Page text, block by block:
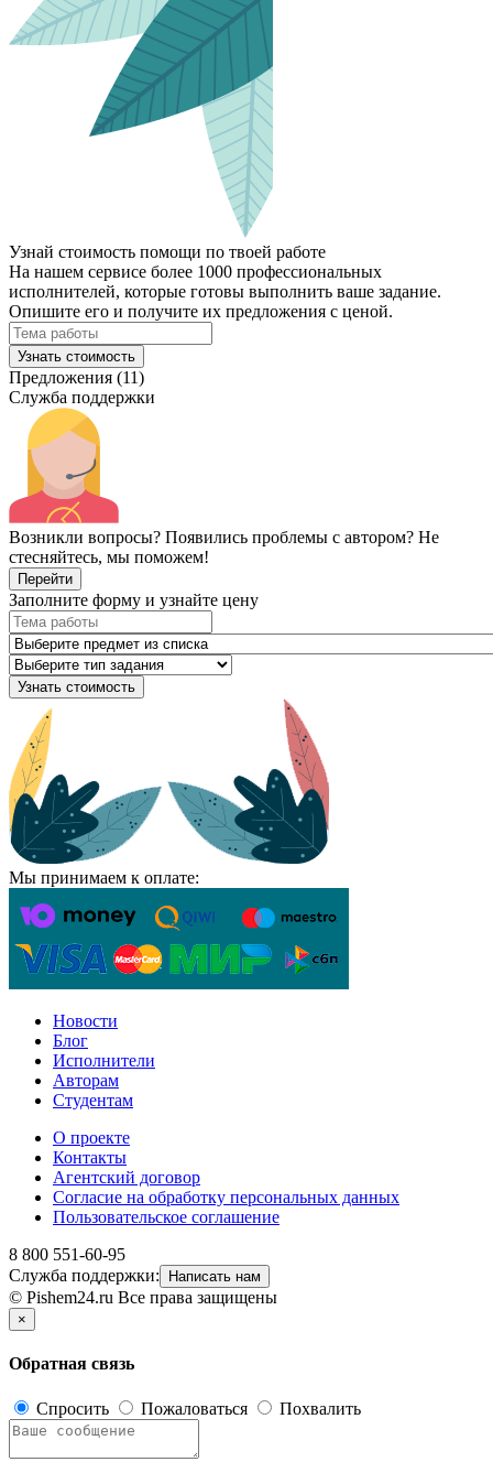
Узнай стоимость помощи по твоей работе
На нашем сервисе более 1000 профессиональных
исполнителей, которые готовы выполнить ваше задание.
Опишите его и получите их предложения с ценой.
Узнать стоимость
Предложения (11)
Служба поддержки
Возникли вопросы? Появились проблемы с автором? Не
стесняйтесь, мы поможем!
Перейти
Заполните форму и узнайте цену
Узнать стоимость
Мы принимаем к оплате:
Новости
Блог
Исполнители
Авторам
Студентам
О проекте
Контакты
Агентский договор
Согласие на обработку персональных данных
Пользовательское соглашение
8 800 551-60-95
Служба поддержки:
Написать нам
© Pishem24.ru Все права защищены
×
Обратная связь
Спросить Пожаловаться Похвалить